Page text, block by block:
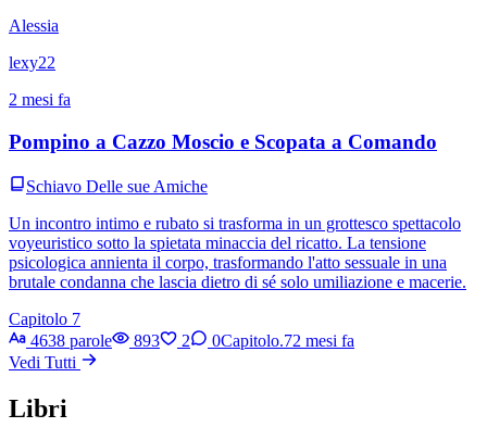
Alessia
lexy22
2 mesi fa
Pompino a Cazzo Moscio e Scopata a Comando
Schiavo Delle sue Amiche
Un incontro intimo e rubato si trasforma in un grottesco spettacolo
voyeuristico sotto la spietata minaccia del ricatto. La tensione
psicologica annienta il corpo, trasformando l'atto sessuale in una
brutale condanna che lascia dietro di sé solo umiliazione e macerie.
Capitolo 7
4638 parole
893 2 0Capitolo.72 mesi fa
Vedi Tutti
Libri